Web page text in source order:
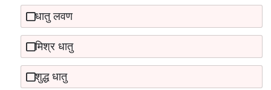
धातु लवण
मिश्र धातु
शुद्ध धातु